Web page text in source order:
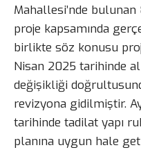
Mahallesi’nde
proje kapsamında
birlikte söz konusu
Nisan 2025 tarihinde
değişikliği
revizyona gidilmiştir.
tarihinde tadilat yapı
planına uygun hale